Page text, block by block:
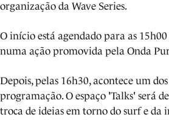
organização da Wave Series.
O início está agendado para as
numa ação promovida pela Onda
Depois, pelas 16h30, acontece um
programação. O espaço 'Talks' será
troca de ideias em torno do surf e da